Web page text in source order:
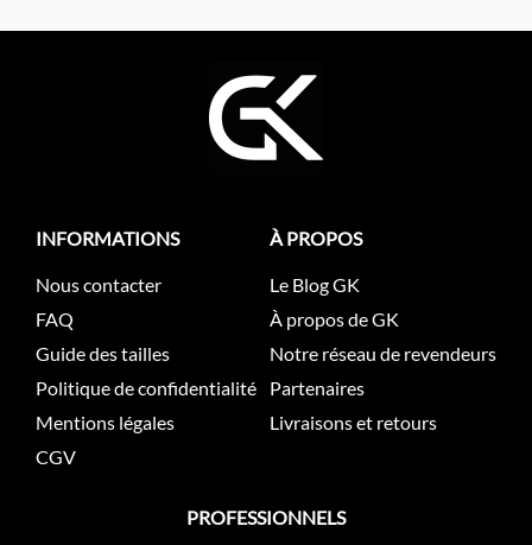
INFORMATIONS
Nous contacter
FAQ
Guide des tailles
Politique de confidentialité
Mentions légales
CGV
À PROPOS
Le Blog GK
À propos de GK
Notre réseau de revendeurs
Partenaires
Livraisons et retours
PROFESSIONNELS